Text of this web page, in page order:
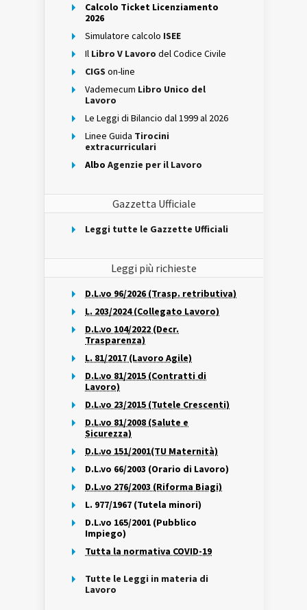
Calcolo Ticket Licenziamento
2026
Simulatore calcolo ISEE
Il Libro V Lavoro del Codice Civile
CIGS on-line
Vademecum Libro Unico del
Lavoro
Le Leggi di Bilancio dal 1999 al 2026
Linee Guida Tirocini
extracurriculari
Albo Agenzie per il Lavoro
Gazzetta Ufficiale
Leggi tutte le Gazzette Ufficiali
Leggi più richieste
D.L.vo 96/2026 (Trasp. retributiva)
L. 203/2024 (Collegato Lavoro)
D.L.vo 104/2022 (Decr.
Trasparenza)
L. 81/2017 (Lavoro Agile)
D.L.vo 81/2015 (Contratti di
Lavoro)
D.L.vo 23/2015 (Tutele Crescenti)
D.L.vo 81/2008 (Salute e
Sicurezza)
D.L.vo 151/2001(TU Maternità)
D.L.vo 66/2003 (Orario di Lavoro)
D.L.vo 276/2003 (Riforma Biagi)
L. 977/1967 (Tutela minori)
D.L.vo 165/2001 (Pubblico
Impiego)
Tutta la normativa COVID-19
Tutte le Leggi in materia di
Lavoro